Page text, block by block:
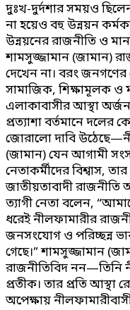
দুঃখ-দুর্দশার সময়ও
না হয়েও বহু উন্নয়ন
উন্নয়নের রাজনীতি ও
শামসুজ্জামান (জামান)
দেখেন না। বরং জনগণের
সামাজিক, শিক্ষামূলক ও
এলাকাবাসীর আস্থা
প্রত্যাশা বর্তমানে দলের
জোরালো দাবি
(জামান) যেন আগামী
নেতাকর্মীদের বিশ্বাস,
জাতীয়তাবাদী
ত্যাগী নেতা বলেন,
ধরেই নীলফামারীর
জনসংযোগ ও পরিচ্ছন্ন
গেছে।” শামসুজ্জামান
রাজনীতিবিদ নন—তিনি
প্রতীক। তার প্রতি
অপেক্ষায়